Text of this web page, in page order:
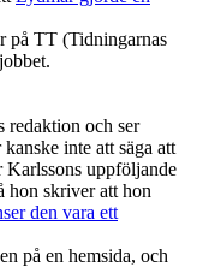
på TT (Tidningarnas
redaktion och ser
kanske inte att säga att
uppföljande
hon skriver att hon
den vara ett
på en hemsida, och